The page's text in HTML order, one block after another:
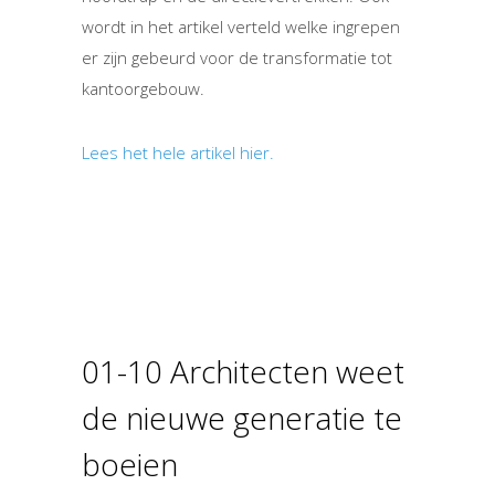
wordt in het artikel verteld welke ingrepen
er zijn gebeurd voor de transformatie tot
kantoorgebouw.
Lees het hele artikel hier.
01-10 Architecten weet
de nieuwe generatie te
boeien